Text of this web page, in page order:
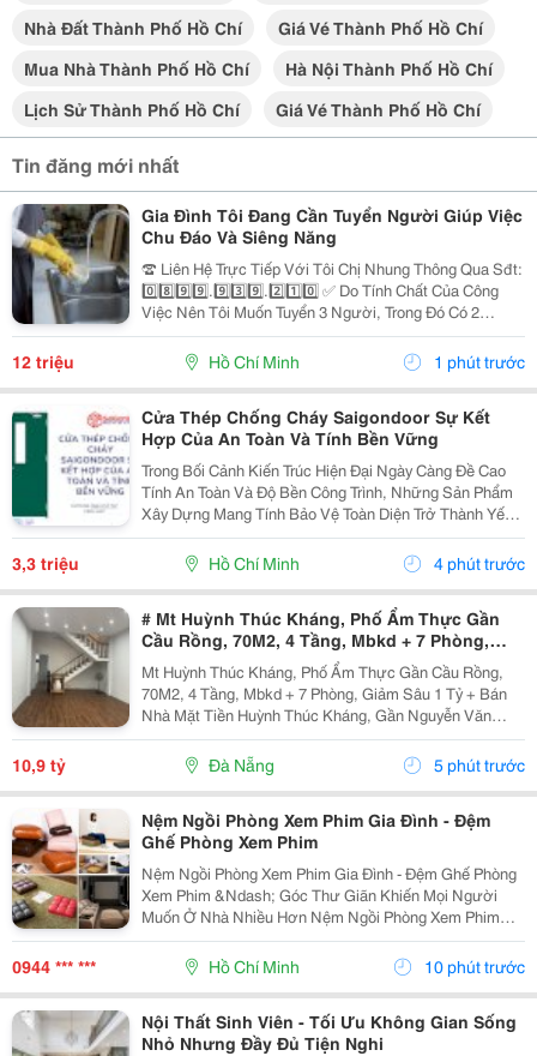
Nhà Đất Thành Phố Hồ Chí
Giá Vé Thành Phố Hồ Chí
Mua Nhà Thành Phố Hồ Chí
Hà Nội Thành Phố Hồ Chí
Lịch Sử Thành Phố Hồ Chí
Giá Vé Thành Phố Hồ Chí
Tin đăng mới nhất
Gia Đình Tôi Đang Cần Tuyển Người Giúp Việc
Chu Đáo Và Siêng Năng
☎️ Liên Hệ Trực Tiếp Với Tôi Chị Nhung Thông Qua Sđt:
0️⃣8️⃣9️⃣9️⃣.9️⃣3️⃣9️⃣.2️⃣1️⃣0️⃣ ✅ Do Tính Chất Của Công
Việc Nên Tôi Muốn Tuyển 3 Người, Trong Đó Có 2
Người Làm Việc Tại Nhà Tôi Và 1 Người Làm Tại Nhà
Mẹ Tôi ( Ở Cách Tôi 4 Căn) ✅ Nhà Tôi Thì 1...
12 triệu Hồ Chí Minh 1 phút trước
Cửa Thép Chống Cháy Saigondoor Sự Kết
Hợp Của An Toàn Và Tính Bền Vững
Trong Bối Cảnh Kiến Trúc Hiện Đại Ngày Càng Đề Cao
Tính An Toàn Và Độ Bền Công Trình, Những Sản Phẩm
Xây Dựng Mang Tính Bảo Vệ Toàn Diện Trở Thành Yếu
Tố Trọng Tâm Trong Nhiều Dự Án. Đặc Biệt, Khi Những
Nguy Cơ Cháy Nổ Trong Các Tòa Nhà Cao Tầng, Nhà...
3,3 triệu Hồ Chí Minh 4 phút trước
# Mt Huỳnh Thúc Kháng, Phố Ẩm Thực Gần
Cầu Rồng, 70M2, 4 Tầng, Mbkd + 7 Phòng,
Giảm Sâu 1 Tỷ
Mt Huỳnh Thúc Kháng, Phố Ẩm Thực Gần Cầu Rồng,
70M2, 4 Tầng, Mbkd + 7 Phòng, Giảm Sâu 1 Tỷ + Bán
Nhà Mặt Tiền Huỳnh Thúc Kháng, Gần Nguyễn Văn
Linh, Cầu Rồng, Phố Ẩm Thực Kinh Doanh Dịch Vụ Du
Lịch Nhộn Nhịp Ngày Đêm. + Dt 70M2, Ngang 4.2M, Nở
10,9 tỷ Đà Nẵng 5 phút trước
Nệm Ngồi Phòng Xem Phim Gia Đình - Đệm
Ghế Phòng Xem Phim
Nệm Ngồi Phòng Xem Phim Gia Đình - Đệm Ghế Phòng
Xem Phim &Ndash; Góc Thư Giãn Khiến Mọi Người
Muốn Ở Nhà Nhiều Hơn Nệm Ngồi Phòng Xem Phim
Gia Đình Đệm Ghế Phòng Xem Phim Được Thiết Kế Với
Nhiều Kiểu Dáng, Kích Thước, Độ Dày Và Chất Liệu,
0944 *** *** Hồ Chí Minh 10 phút trước
Nội Thất Sinh Viên - Tối Ưu Không Gian Sống
Nhỏ Nhưng Đầy Đủ Tiện Nghi